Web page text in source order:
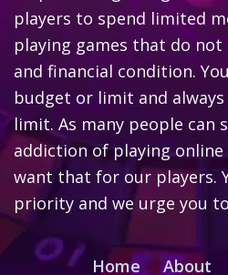
players to spend limited
playing games that do
and financial condition.
budget or limit and
limit. As many people can
addiction of playing online
want that for our players.
priority and we urge you
Home About